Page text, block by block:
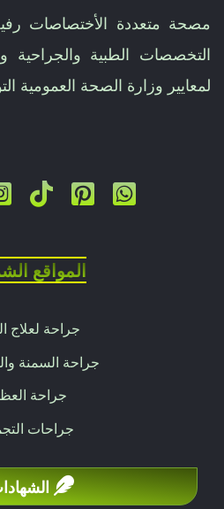
مصحة متعددة الأختصاصات
التخصصات الطبية والجراحية
لمعايير وزارة الصحة العمومية
المواقع
جراحة لعلاج
جراحة السمنة
جراحة
جراحات